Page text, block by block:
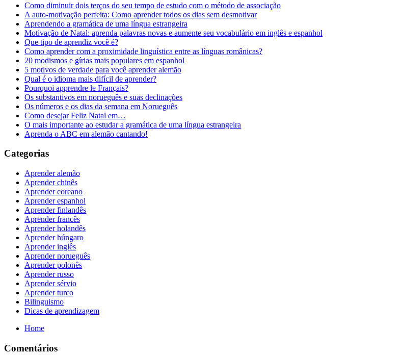
Como diminuir dois terços do seu tempo de estudo com o método de associação
A auto-motivação perfeita: Como aprender todos os dias sem desmotivar
Aprendendo a gramática de uma língua estrangeira
Motivação de Natal: aprenda palavras novas e aumente seu vocabulário em inglês e espanhol
Que tipo de aprendiz você é?
Como aprender com a proximidade linguística entre as línguas românicas?
20 modismos e gírias mais populares em espanhol
5 motivos de verdade para você aprender alemão
Qual é o idioma mais difícil de aprender?
Pourquoi apprendre le Français?
Os substantivos em norueguês e suas declinações
Os números e os dias da semana em Norueguês
Como desejar Feliz Natal em…
O mais importante ao estudar a gramática de uma língua estrangeira
Aprenda o ABC em alemão cantando!
Categorias
Aprender alemão
Aprender chinês
Aprender coreano
Aprender espanhol
Aprender finlandês
Aprender francês
Aprender holandês
Aprender húngaro
Aprender inglês
Aprender norueguês
Aprender polonês
Aprender russo
Aprender sérvio
Aprender turco
Bilinguismo
Dicas de aprendizagem
Home
Comentários